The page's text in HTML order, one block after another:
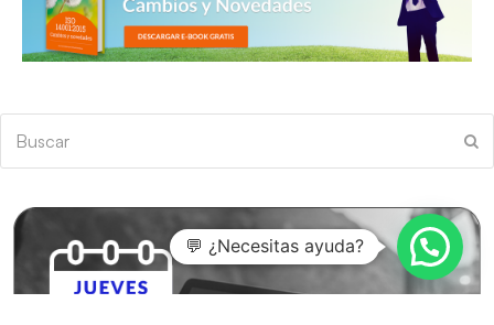
💬 ¿Necesitas ayuda?